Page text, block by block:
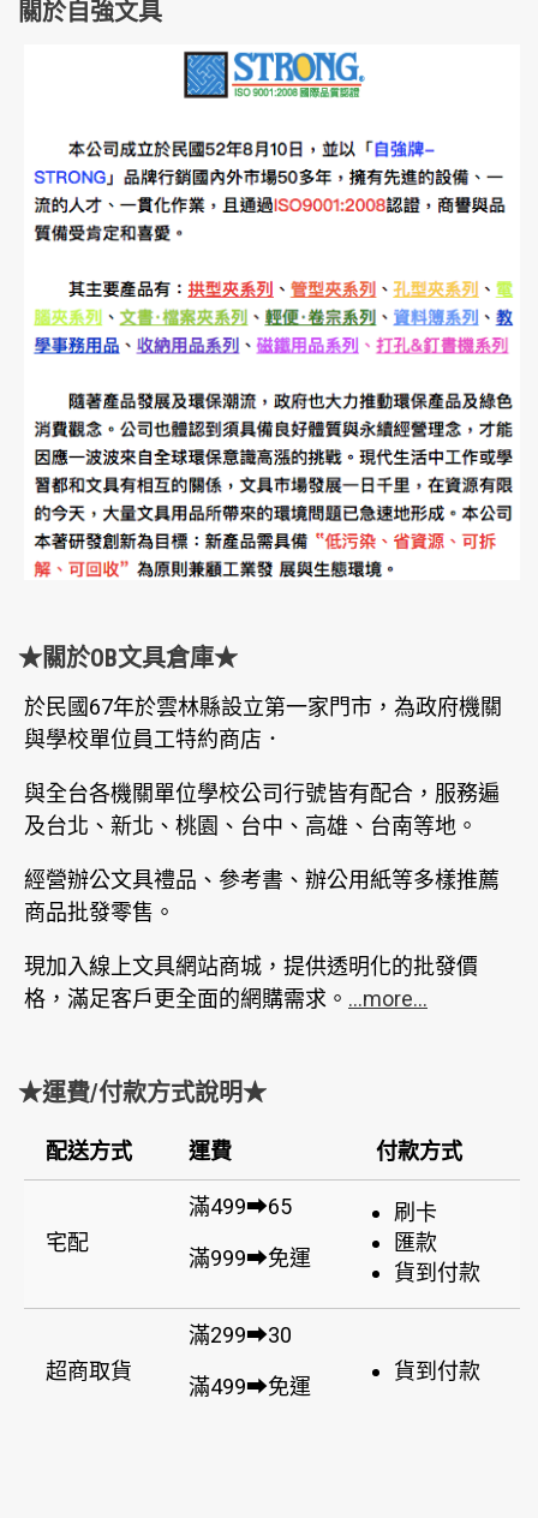
關於自強文具
★關於OB文具倉庫★
於民國67年於雲林縣設立第一家門市，為政府機關
與學校單位員工特約商店．
與全台各機關單位學校公司行號皆有配合，服務遍
及台北、新北、桃園、台中、高雄、台南等地。
經營辦公文具禮品、參考書、辦公用紙等多樣推薦
商品批發零售。
現加入線上文具網站商城，提供透明化的批發價
格，滿足客戶更全面的網購需求。 ...more...
★運費/付款方式說明★
配送方式 運費 付款方式
宅配
滿499➡65
滿999➡免運
刷卡
匯款
貨到付款
超商取貨
滿299➡30
滿499➡免運
貨到付款